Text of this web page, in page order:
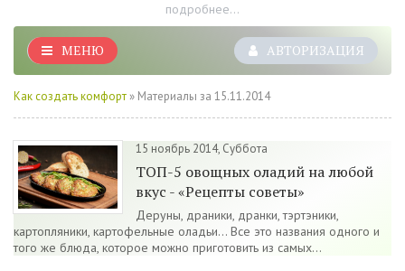
подробнее...
АВТОРИЗАЦИЯ
МЕНЮ
Как создать комфорт » Материалы за 15.11.2014
15 ноябрь 2014, Суббота
ТОП-5 овощных оладий на любой
вкус - «Рецепты советы»
Деруны, драники, дранки, тэртэники,
картопляники, картофельные оладьи... Все это названия одного и
того же блюда, которое можно приготовить из самых...